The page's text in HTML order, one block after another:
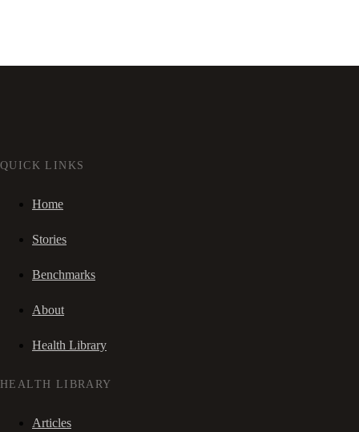
QUICK LINKS
Home
Stories
Benchmarks
About
Health Library
HEALTH LIBRARY
Articles